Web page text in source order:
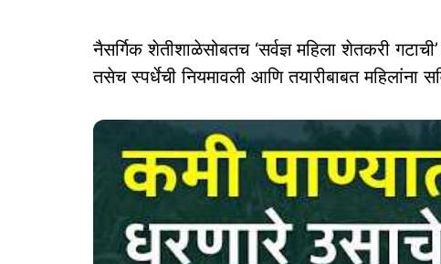
नैसर्गिक शेतीशाळेसोबतच ‘सर्वज्ञ महिला शेतकरी
तसेच स्पर्धेची नियमावली आणि तयारीबाबत महिलांना